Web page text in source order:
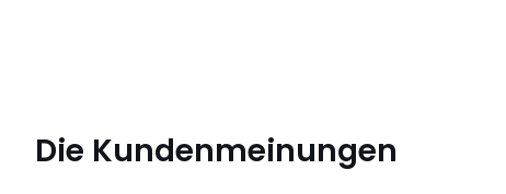
Die Kundenmeinungen